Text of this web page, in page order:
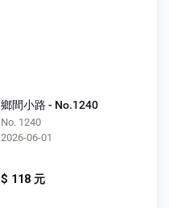
鄉間小路 - No.1240
No. 1240
2026-06-01
$ 118 元